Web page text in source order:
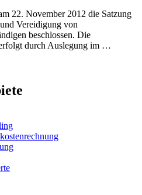
22. November 2012 die Satzung
Vereidigung von
beschlossen. Die
durch Auslegung im …